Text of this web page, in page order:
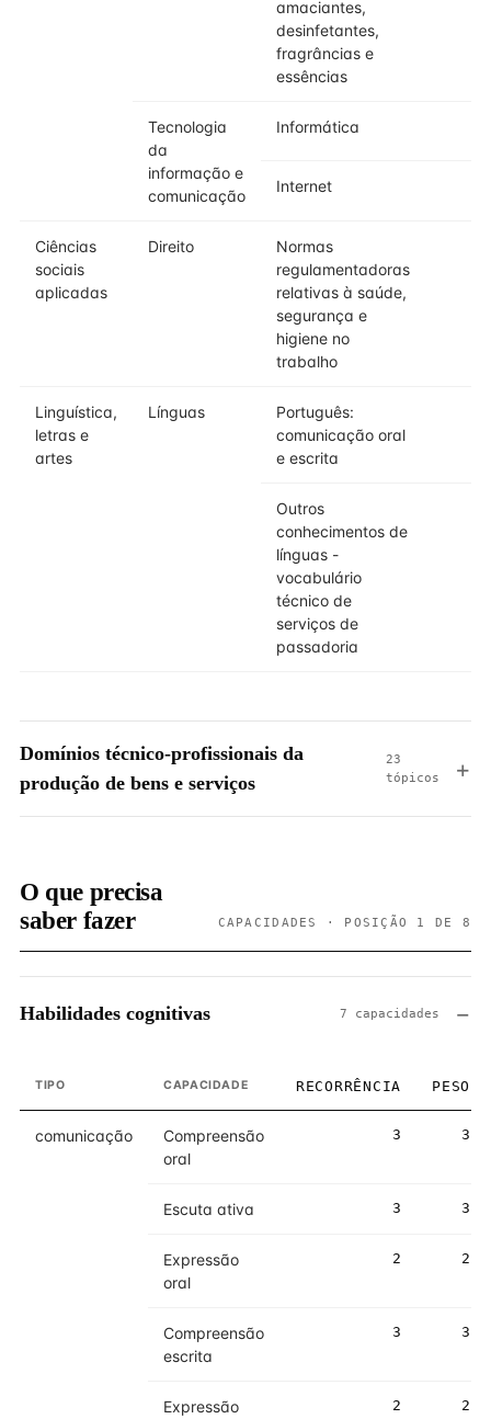
amaciantes,
desinfetantes,
fragrâncias e
essências
Tecnologia
da
informação e
comunicação
Informática
Internet
Ciências
sociais
aplicadas
Direito
Normas
regulamentadoras
relativas à saúde,
segurança e
higiene no
trabalho
Linguística,
letras e
artes
Línguas
Português:
comunicação oral
e escrita
Outros
conhecimentos de
línguas -
vocabulário
técnico de
serviços de
passadoria
Domínios técnico-profissionais da
produção de bens e serviços
23
tópicos
O que precisa
saber fazer
CAPACIDADES · POSIÇÃO 1 DE 8
Habilidades cognitivas 7 capacidades
TIPO CAPACIDADE RECORRÊNCIA PESO
comunicação
Compreensão
oral
3 3
Escuta ativa 3 3
Expressão
oral
2 2
Compreensão
escrita
3 3
Expressão
2 2